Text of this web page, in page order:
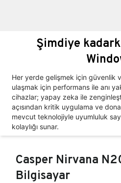
Şimdiye
Her yerde gelişmek için güvenlik
ulaşmak için performans ile anı
cihazlar; yapay zeka ile
açısından kritik uygulama ve
mevcut teknolojiyle uyumluluk
kolaylığı sunar.
Casper Nirvana
Bilgisayar